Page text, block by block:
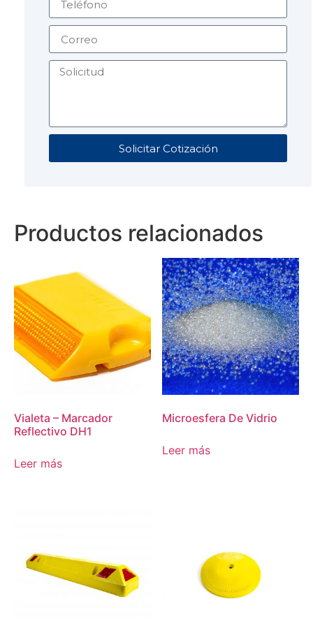
Solicitar Cotización
Productos relacionados
Vialeta – Marcador
Reflectivo DH1
Leer más
Microesfera De Vidrio
Leer más